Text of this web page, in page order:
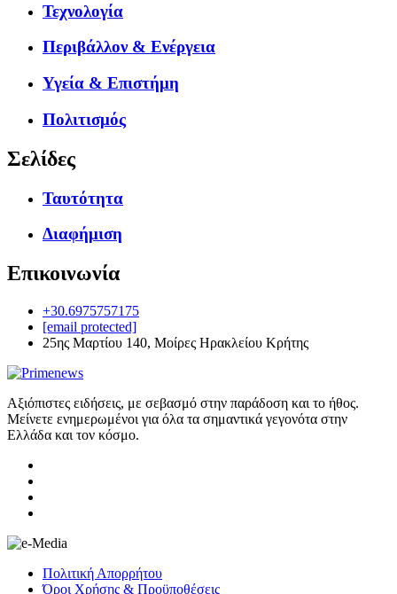
Τεχνολογία
Περιβάλλον & Ενέργεια
Υγεία & Επιστήμη
Πολιτισμός
Σελίδες
Ταυτότητα
Διαφήμιση
Επικοινωνία
+30.6975757175
[email protected]
25ης Μαρτίου 140, Μοίρες Ηρακλείου Κρήτης
Αξιόπιστες ειδήσεις, με σεβασμό στην παράδοση και το ήθος.
Μείνετε ενημερωμένοι για όλα τα σημαντικά γεγονότα στην
Ελλάδα και τον κόσμο.
Πολιτική Απορρήτου
Όροι Χρήσης & Προϋποθέσεις